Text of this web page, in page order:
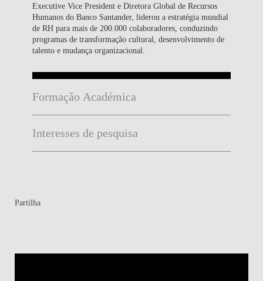
Executive Vice President e Diretora Global de Recursos
Humanos do Banco Santander, liderou a estratégia mundial
de RH para mais de 200.000 colaboradores, conduzindo
programas de transformação cultural, desenvolvimento de
talento e mudança organizacional.
Formação Académica
Interesses de pesquisa
Partilha